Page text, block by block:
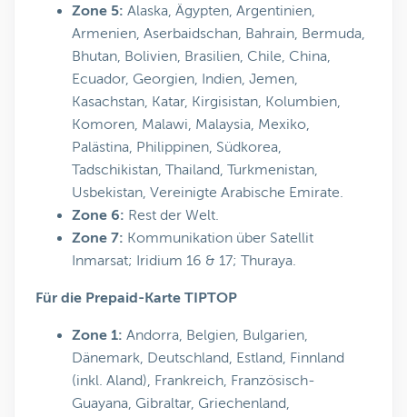
Zone 5: Alaska, Ägypten, Argentinien,
Armenien, Aserbaidschan, Bahrain, Bermuda,
Bhutan, Bolivien, Brasilien, Chile, China,
Ecuador, Georgien, Indien, Jemen,
Kasachstan, Katar, Kirgisistan, Kolumbien,
Komoren, Malawi, Malaysia, Mexiko,
Palästina, Philippinen, Südkorea,
Tadschikistan, Thailand, Turkmenistan,
Usbekistan, Vereinigte Arabische Emirate.
Zone 6: Rest der Welt.
Zone 7: Kommunikation über Satellit
Inmarsat; Iridium 16 & 17; Thuraya.
Für die Prepaid-Karte TIPTOP
Zone 1: Andorra, Belgien, Bulgarien,
Dänemark, Deutschland, Estland, Finnland
(inkl. Aland), Frankreich, Französisch-
Guayana, Gibraltar, Griechenland,